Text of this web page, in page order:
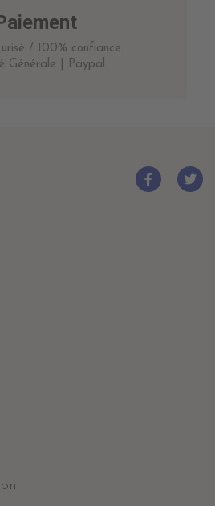
/ 100% confiance
Générale | Paypal